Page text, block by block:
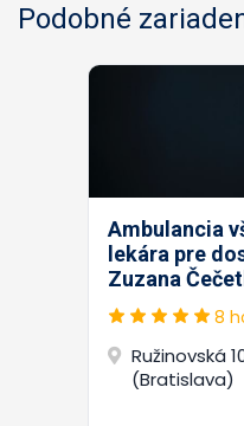
Podobné
Ambulancia
lekára pre
Zuzana
8
Ružinovská
(Bratislava)